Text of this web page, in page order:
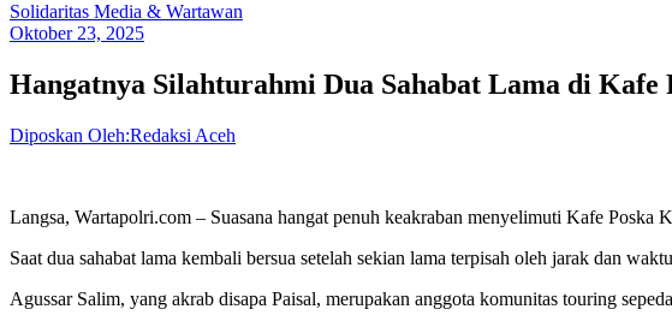
Solidaritas Media & Wartawan
Oktober 23, 2025
Hangatnya Silahturahmi Dua Sahabat Lama di Kafe
Diposkan Oleh:Redaksi Aceh
Langsa, Wartapolri.com – Suasana hangat penuh keakraban menyelimuti Kafe
Saat dua sahabat lama kembali bersua setelah sekian lama terpisah oleh jarak dan
Agussar Salim, yang akrab disapa Paisal, merupakan anggota komunitas touring